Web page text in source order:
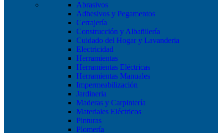
Abrasivos
Adhesivos y Pegamentos
Cerrajería
Construcción y Albañilería
Cuidado del Hogar y Lavanderia
Electricidad
Herramientas
Herramientas Eléctricas
Herramientas Manuales
Impermeabilización
Jardineria
Maderas y Carpintería
Materiales Eléctricos
Pinturas
Plomería